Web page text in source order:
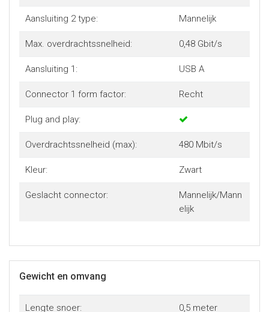
Aansluiting 2 type: Mannelijk
Max. overdrachtssnelheid: 0,48 Gbit/s
Aansluiting 1: USB A
Connector 1 form factor: Recht
Plug and play:
Overdrachtssnelheid (max): 480 Mbit/s
Kleur: Zwart
Geslacht connector:
Mannelijk/Mann
elijk
Gewicht en omvang
Lengte snoer: 0,5 meter